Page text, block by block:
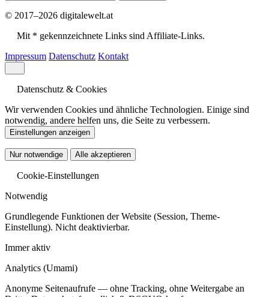
© 2017–2026 digitalewelt.at
Mit * gekennzeichnete Links sind Affiliate-Links.
Impressum Datenschutz Kontakt
Datenschutz & Cookies
Wir verwenden Cookies und ähnliche Technologien. Einige sind
notwendig, andere helfen uns, die Seite zu verbessern.
Einstellungen anzeigen
Nur notwendige Alle akzeptieren
Cookie-Einstellungen
Notwendig
Grundlegende Funktionen der Website (Session, Theme-
Einstellung). Nicht deaktivierbar.
Immer aktiv
Analytics (Umami)
Anonyme Seitenaufrufe — ohne Tracking, ohne Weitergabe an